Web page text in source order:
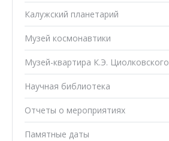
Калужский планетарий
Музей космонавтики
Музей-квартира К.Э. Циолковского
Научная библиотека
Отчеты о мероприятиях
Памятные даты